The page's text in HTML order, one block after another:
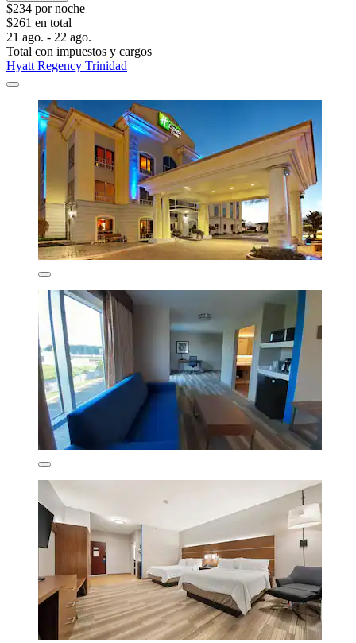
$234 por noche
$261 en total
21 ago. - 22 ago.
Total con impuestos y cargos
Hyatt Regency Trinidad